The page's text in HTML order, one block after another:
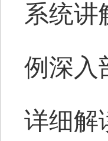
系统讲
例深入
详细解